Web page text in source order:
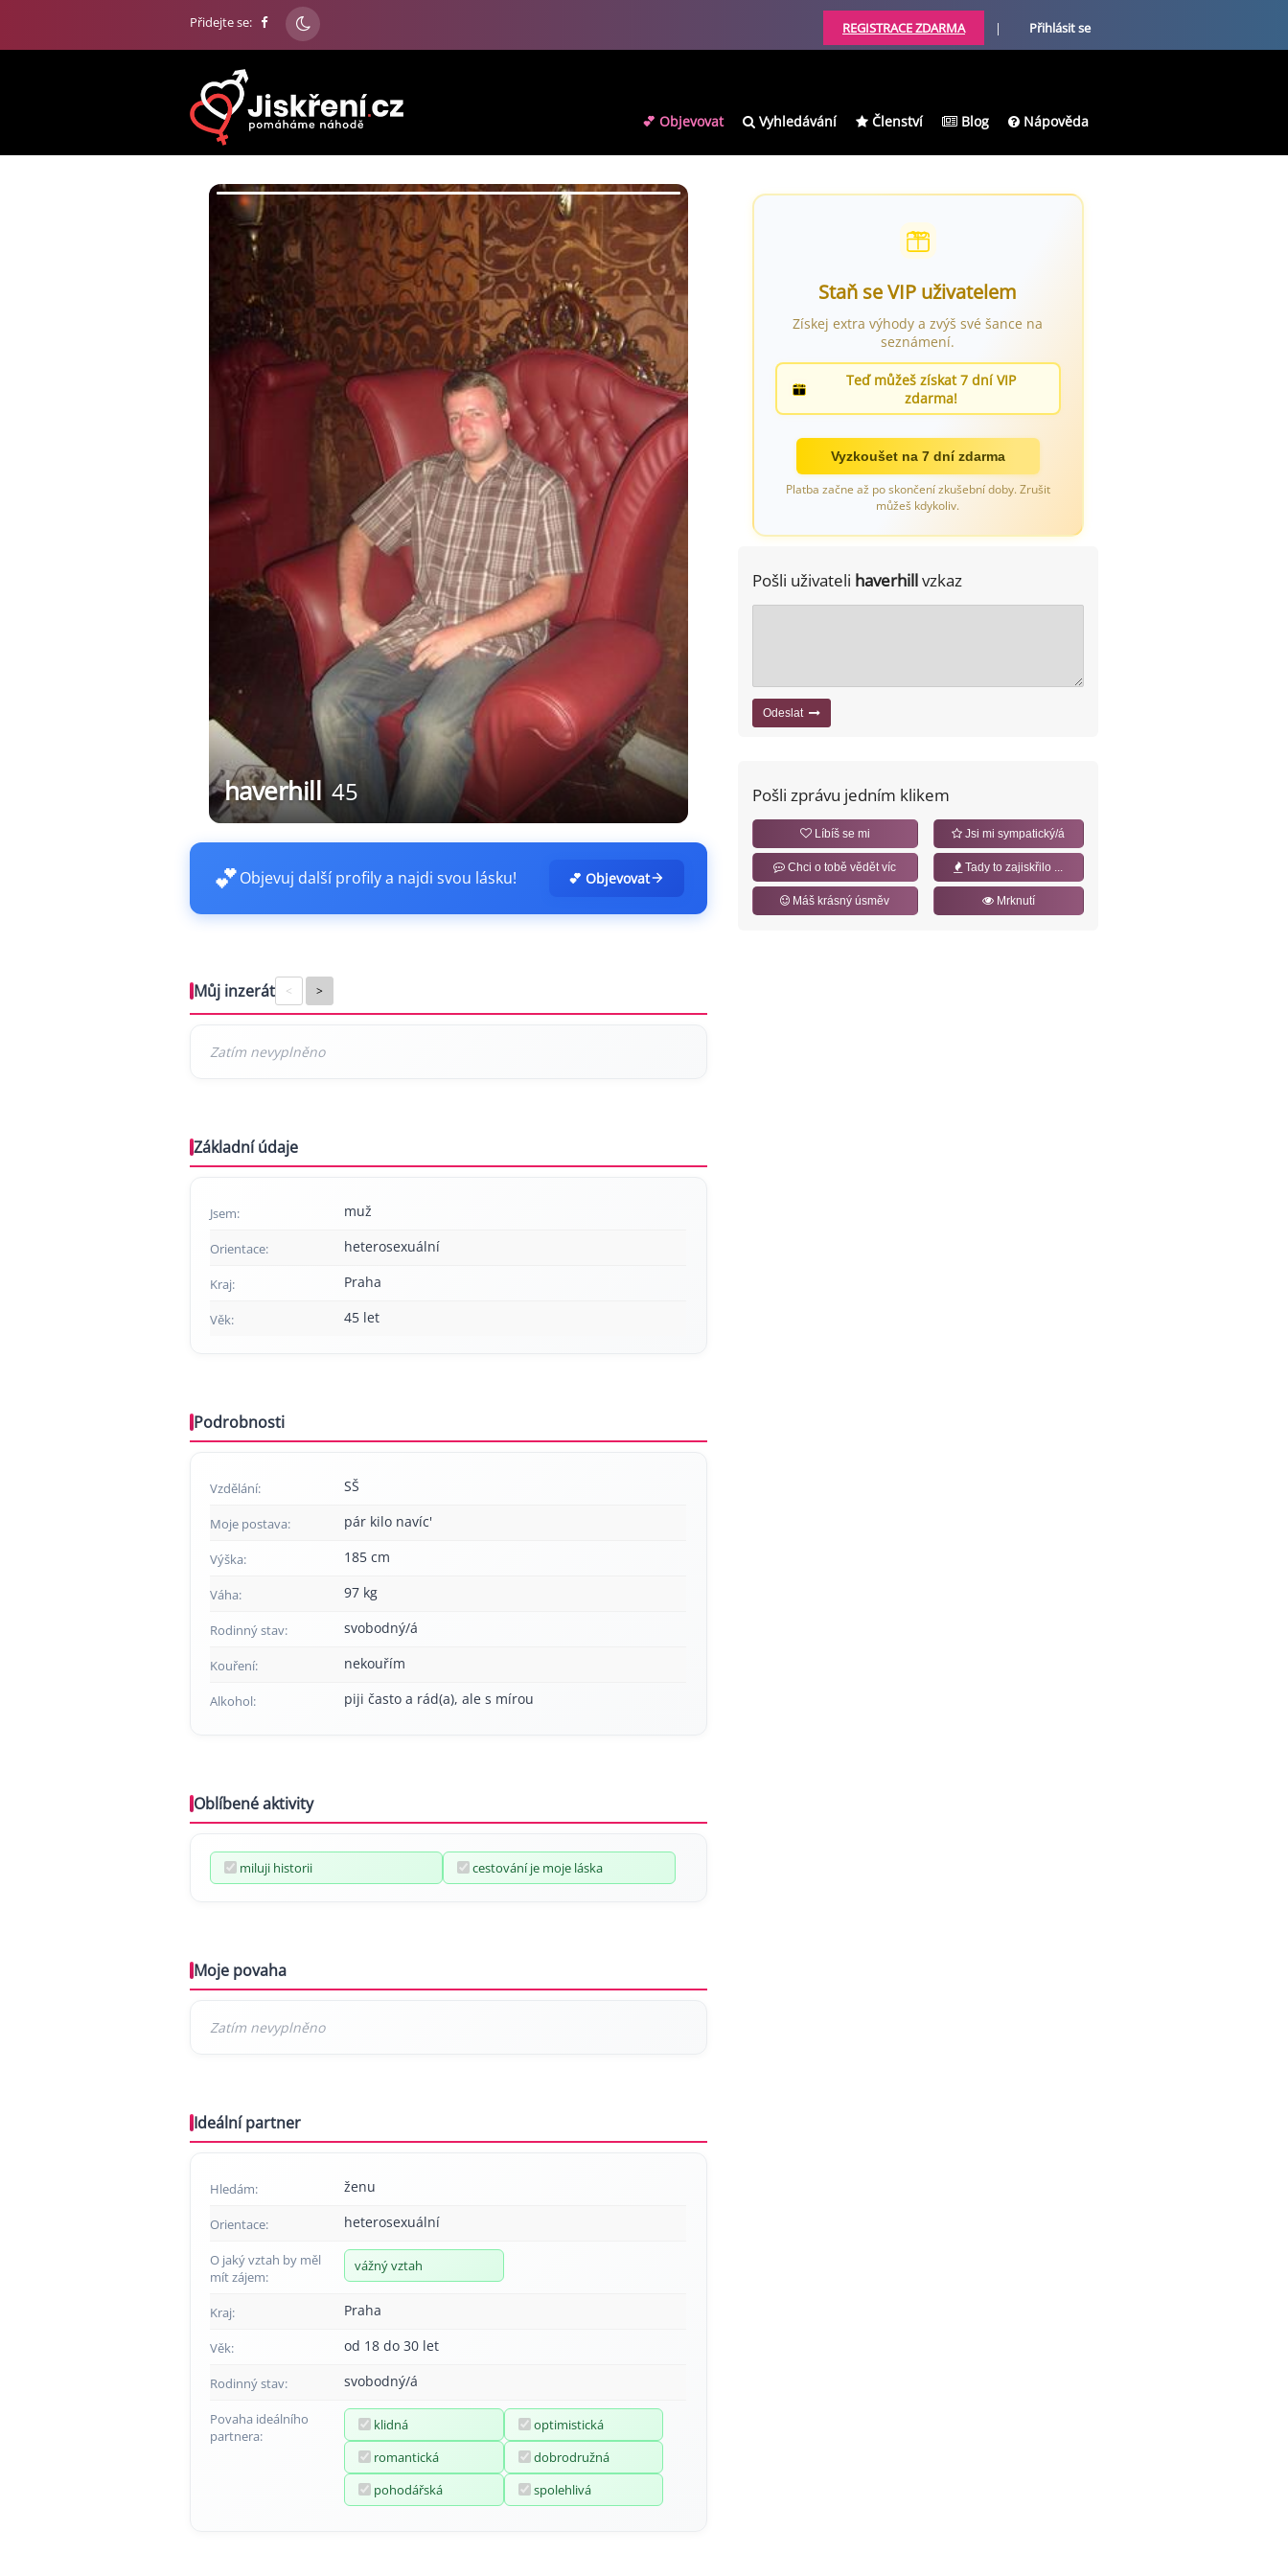
Přidejte se: REGISTRACE ZDARMA | Přihlásit se
💕 Objevovat Vyhledávání Členství Blog Nápověda
haverhill 45
💕Objevuj další profily a najdi svou lásku! 💕 Objevovat
Můj inzerát < >
Základní údaje
Jsem: muž
Orientace: heterosexuální
Kraj: Praha
Věk: 45 let
Podrobnosti
Vzdělání: SŠ
Moje postava: pár kilo navíc'
Výška: 185 cm
Váha: 97 kg
Rodinný stav: svobodný/á
Kouření: nekouřím
Alkohol: piji často a rád(a), ale s mírou
Oblíbené aktivity
miluji historii cestování je moje láska
Moje povaha
Ideální partner
Hledám: ženu
Orientace: heterosexuální
O jaký vztah by měl
mít zájem:
vážný vztah
Kraj: Praha
Věk: od 18 do 30 let
Rodinný stav: svobodný/á
Povaha ideálního
partnera:
klidná
optimistická
romantická
dobrodružná
pohodářská
spolehlivá
Staň se VIP uživatelem
Získej extra výhody a zvýš své šance na
seznámení.
Teď můžeš získat 7 dní VIP
zdarma!
Vyzkoušet na 7 dní zdarma
Platba začne až po skončení zkušební doby. Zrušit
můžeš kdykoliv.
Pošli uživateli haverhillvzkaz
Odeslat
Pošli zprávu jedním klikem
Líbíš se mi Jsi mi sympatický/á
Chci o tobě vědět víc Tady to zajiskřilo ...
Máš krásný úsměv Mrknutí